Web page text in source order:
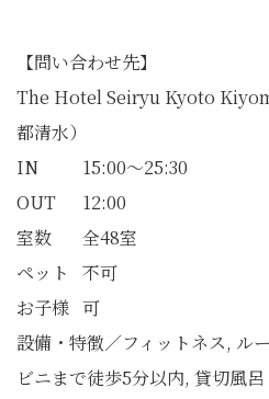
【問い合わせ先】
The Hotel Seiryu Kyoto
都清水）
IN 15:00～25:30
OUT 12:00
室数 全48室
ペット 不可
お子様 可
設備・特徴／フィットネス, ル
ビニまで徒歩5分以内, 貸切風呂